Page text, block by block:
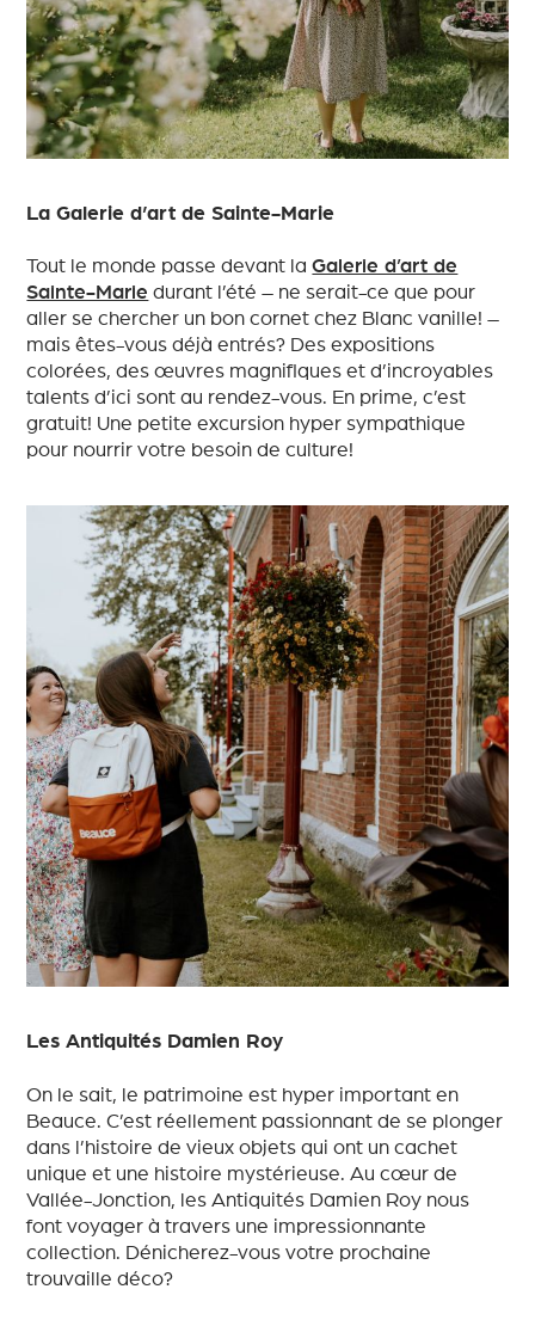
La Galerie d’art de Sainte-Marie
Tout le monde passe devant laGalerie d’art de
Sainte-Marie durant l’été – ne serait-ce que pour
aller se chercher un bon cornet chez Blanc vanille! –
mais êtes-vous déjà entrés? Des expositions
colorées, des œuvres magnifiques et d’incroyables
talents d’ici sont au rendez-vous. En prime, c’est
gratuit! Une petite excursion hyper sympathique
pour nourrir votre besoin de culture!
Les Antiquités Damien Roy
On le sait, le patrimoine est hyper important en
Beauce. C’est réellement passionnant de se plonger
dans l’histoire de vieux objets qui ont un cachet
unique et une histoire mystérieuse. Au cœur de
Vallée-Jonction, les Antiquités Damien Roy nous
font voyager à travers une impressionnante
collection. Dénicherez-vous votre prochaine
trouvaille déco?